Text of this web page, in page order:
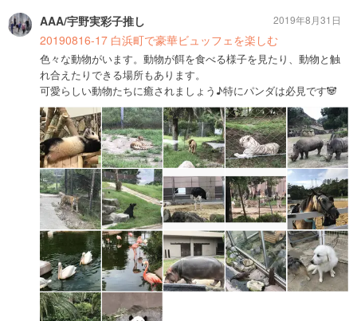
AAA/宇野実彩子推し
20190816-17 白浜町で豪華ビュッフェを楽しむ
色々な動物がいます。動物が餌を食べる様子を見たり、動物と触
れ合えたりできる場所もあります。
可愛らしい動物たちに癒されましょう♪特にパンダは必見です🐼
2019年8月31日